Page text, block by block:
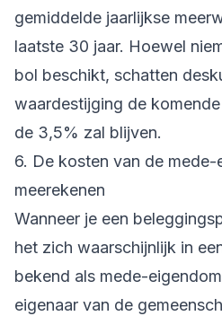
gemiddelde jaarlijkse
laatste 30 jaar. Hoewel
bol beschikt, schatten
waardestijging de
de 3,5% zal blijven.
6. De kosten van de
meerekenen
Wanneer je een
het zich waarschijnlijk in
bekend als mede-
eigenaar van de